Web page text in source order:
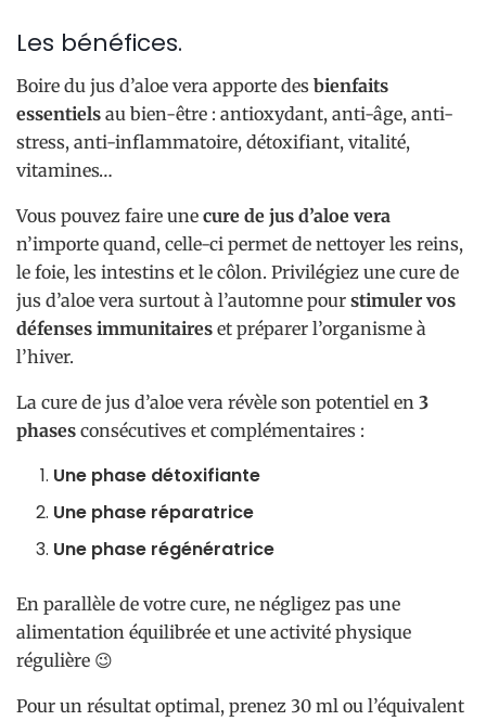
Les bénéfices.
Boire du jus d’aloe vera apporte des bienfaits
essentiels au bien-être : antioxydant, anti-âge, anti-
stress, anti-inflammatoire, détoxifiant, vitalité,
vitamines…
Vous pouvez faire une cure de jus d’aloe vera
n’importe quand, celle-ci permet de nettoyer les reins,
le foie, les intestins et le côlon. Privilégiez une cure de
jus d’aloe vera surtout à l’automne pour stimuler vos
défenses immunitaires et préparer l’organisme à
l’hiver.
La cure de jus d’aloe vera révèle son potentiel en 3
phases consécutives et complémentaires :
Une phase détoxifiante
Une phase réparatrice
Une phase régénératrice
En parallèle de votre cure, ne négligez pas une
alimentation équilibrée et une activité physique
régulière 😉
Pour un résultat optimal, prenez 30 ml ou l’équivalent